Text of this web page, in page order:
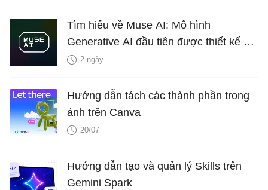
Tìm hiểu về Muse AI: Mô hình
Generative AI đầu tiên được thiết kế để
lên ý tưởng gameplay của Microsoft
2 ngày
Hướng dẫn tách các thành phần trong
ảnh trên Canva
20/07
Hướng dẫn tạo và quản lý Skills trên
Gemini Spark